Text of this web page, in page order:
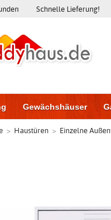
Schnelle Lieferung!
Gewächshäuser
Haustüren
> Haustüren > Einzelne